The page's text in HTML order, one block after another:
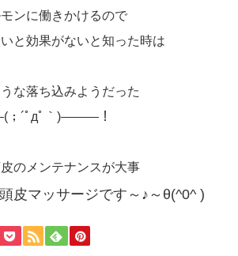
ンに働きかけるので
と効果がないと知った時は
な落ち込みようだった
；´ﾟдﾟ｀)―――！
のメンテナンスが大事
皮マッサージです～♪～θ(^0^ )